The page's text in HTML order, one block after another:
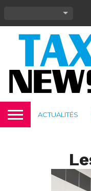
ACTUALITÉS